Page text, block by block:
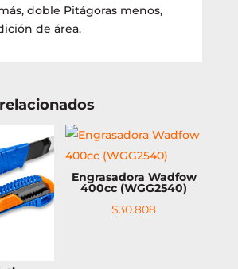
doble Pitágoras menos,
de área.
Engrasadora Wadfow
400cc (WGG2540)
$30.808